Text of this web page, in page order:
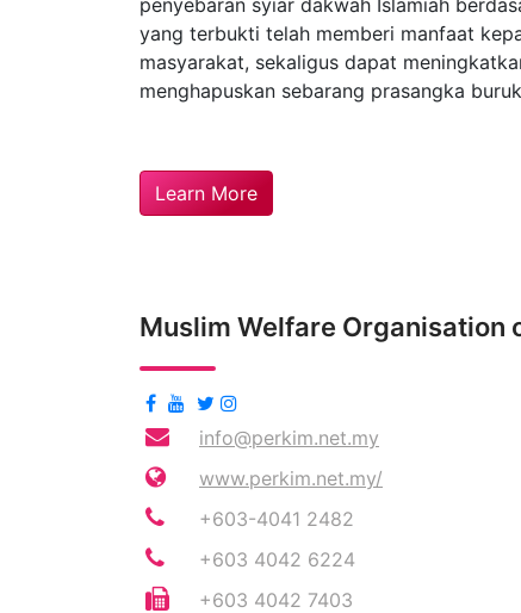
penyebaran syiar dakwah Islamiah
yang terbukti telah memberi manfaat
masyarakat, sekaligus dapat
menghapuskan sebarang prasangka
Learn More
Muslim Welfare Organisation
info@perkim.net.my
www.perkim.net.my/
+603-4041 2482
+603 4042 6224
+603 4042 7403